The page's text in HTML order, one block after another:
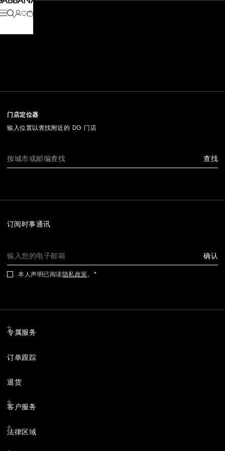
门店定位器
输入位置以查找附近的 DG 门店
查找
订阅时事通讯
确认
本人声明已阅读隐私政策 。
专属服务
订单跟踪
退货
客户服务
法律区域